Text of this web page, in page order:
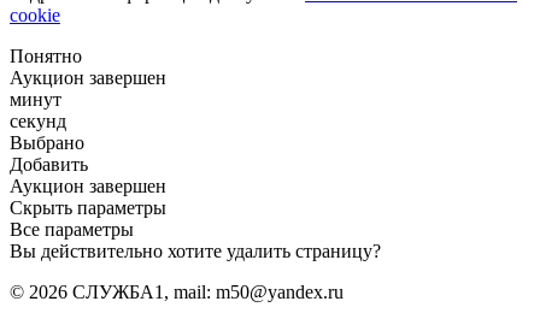
cookie
Понятно
Аукцион завершен
минут
секунд
Выбрано
Добавить
Аукцион завершен
Скрыть параметры
Все параметры
Вы действительно хотите удалить страницу?
© 2026 СЛУЖБА1, mail: m50@yandex.ru